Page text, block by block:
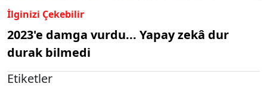
İlginizi Çekebilir
2023'e damga vurdu... Yapay zekâ dur
durak bilmedi
Etiketler